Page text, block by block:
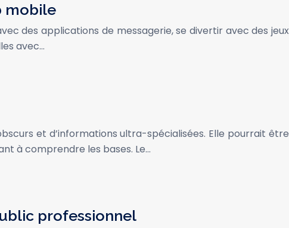
mobile
des applications de messagerie, se divertir avec des jeux
avec…
et d’informations ultra-spécialisées. Elle pourrait être
à comprendre les bases. Le…
professionnel